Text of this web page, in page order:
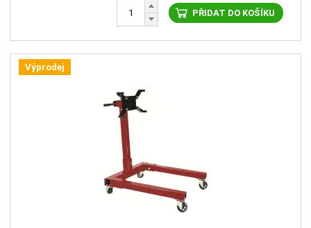
PŘIDAT DO KOŠÍKU
Výprodej